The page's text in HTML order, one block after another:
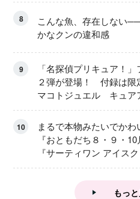
8
こんな魚、存在しない
かなクンの違和感
9
「名探偵プリキュア！
２弾が登場！ 付録は限
マコトジュエル キュア
ドウ アイスver.」 キュ
大特集！
10
まるで本物みたいでか
『おともだち８・９・
『サーティワン アイス
ん』
もっ